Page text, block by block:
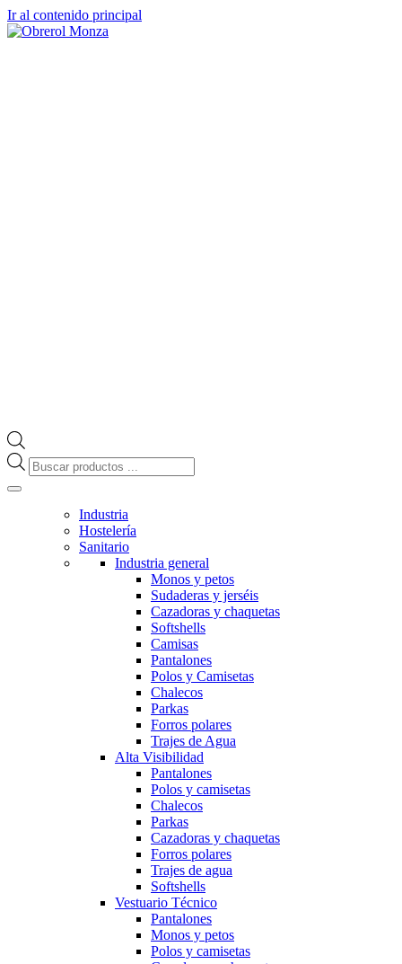
Ir al contenido principal
Búsqueda
de
Industria
Hostelería
Sanitario
Industria general
Monos y petos
Sudaderas y jerséis
Cazadoras y chaquetas
Softshells
Camisas
Pantalones
Polos y Camisetas
Chalecos
Parkas
Forros polares
Trajes de Agua
Alta Visibilidad
Pantalones
Polos y camisetas
Chalecos
Parkas
Cazadoras y chaquetas
Forros polares
Trajes de agua
Softshells
Vestuario Técnico
Pantalones
Monos y petos
Polos y camisetas